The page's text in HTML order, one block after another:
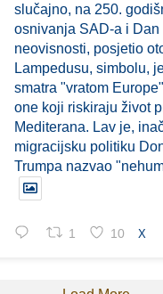
slučajno, na 250.
osnivanja SAD-a i Dan
neovisnosti, posjetio
Lampedusu, simbolu,
smatra "vratom
one koji riskiraju život
Mediterana. Lav je,
migracijsku politiku
Trumpa nazvao
1 10 X